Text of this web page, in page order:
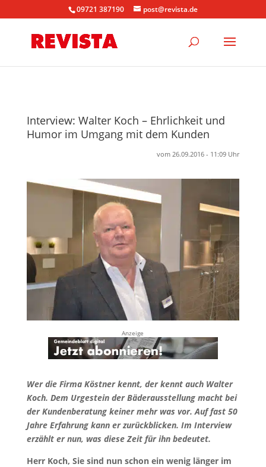
09721 387190 post@revista.de
Interview: Walter Koch – Ehrlichkeit und
Humor im Umgang mit dem Kunden
vom 26.09.2016 - 11:09 Uhr
Anzeige
Wer die Firma Köstner kennt, der kennt auch Walter
Koch. Dem Urgestein der Bäderausstellung macht bei
der Kundenberatung keiner mehr was vor. Auf fast 50
Jahre Erfahrung kann er zurückblicken. Im Interview
erzählt er nun, was diese Zeit für ihn bedeutet.
Herr Koch, Sie sind nun schon ein wenig länger im